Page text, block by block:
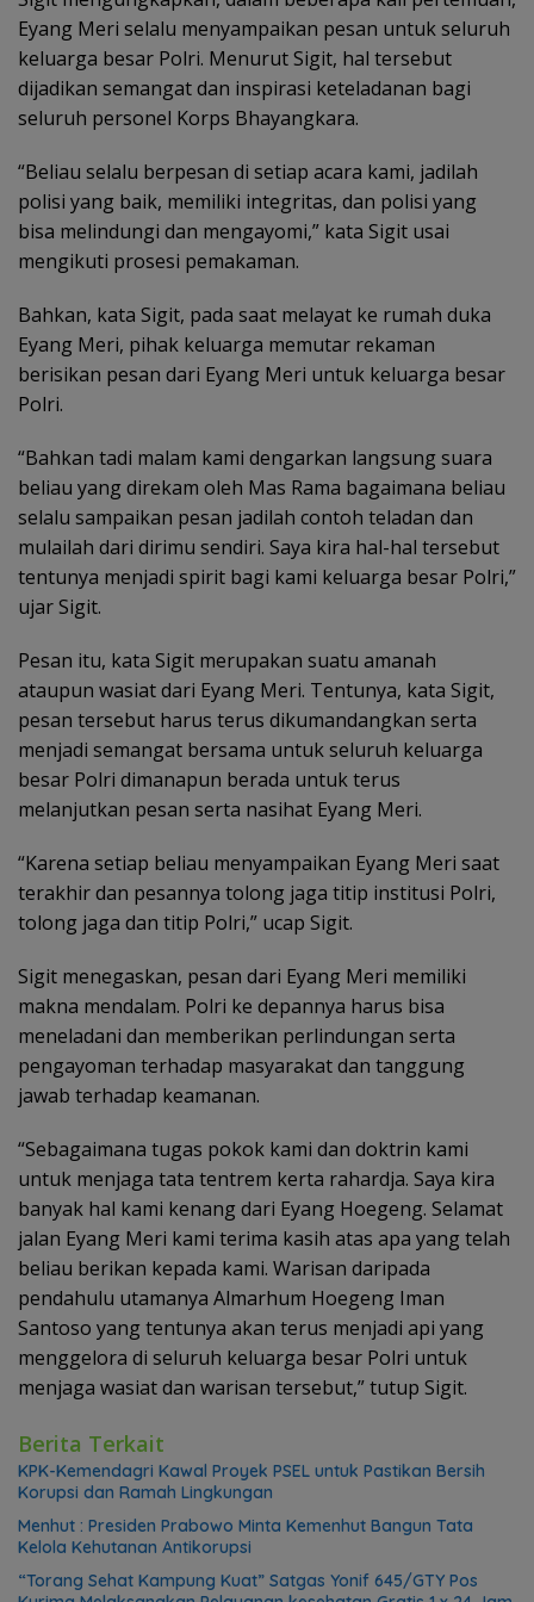
Eyang Meri selalu menyampaikan pesan untuk seluruh
keluarga besar Polri. Menurut Sigit, hal tersebut
dijadikan semangat dan inspirasi keteladanan bagi
seluruh personel Korps Bhayangkara.
“Beliau selalu berpesan di setiap acara kami, jadilah
polisi yang baik, memiliki integritas, dan polisi yang
bisa melindungi dan mengayomi,” kata Sigit usai
mengikuti prosesi pemakaman.
Bahkan, kata Sigit, pada saat melayat ke rumah duka
Eyang Meri, pihak keluarga memutar rekaman
berisikan pesan dari Eyang Meri untuk keluarga besar
Polri.
“Bahkan tadi malam kami dengarkan langsung suara
beliau yang direkam oleh Mas Rama bagaimana beliau
selalu sampaikan pesan jadilah contoh teladan dan
mulailah dari dirimu sendiri. Saya kira hal-hal tersebut
tentunya menjadi spirit bagi kami keluarga besar Polri,”
ujar Sigit.
Pesan itu, kata Sigit merupakan suatu amanah
ataupun wasiat dari Eyang Meri. Tentunya, kata Sigit,
pesan tersebut harus terus dikumandangkan serta
menjadi semangat bersama untuk seluruh keluarga
besar Polri dimanapun berada untuk terus
melanjutkan pesan serta nasihat Eyang Meri.
“Karena setiap beliau menyampaikan Eyang Meri saat
terakhir dan pesannya tolong jaga titip institusi Polri,
tolong jaga dan titip Polri,” ucap Sigit.
Sigit menegaskan, pesan dari Eyang Meri memiliki
makna mendalam. Polri ke depannya harus bisa
meneladani dan memberikan perlindungan serta
pengayoman terhadap masyarakat dan tanggung
jawab terhadap keamanan.
“Sebagaimana tugas pokok kami dan doktrin kami
untuk menjaga tata tentrem kerta rahardja. Saya kira
banyak hal kami kenang dari Eyang Hoegeng. Selamat
jalan Eyang Meri kami terima kasih atas apa yang telah
beliau berikan kepada kami. Warisan daripada
pendahulu utamanya Almarhum Hoegeng Iman
Santoso yang tentunya akan terus menjadi api yang
menggelora di seluruh keluarga besar Polri untuk
menjaga wasiat dan warisan tersebut,” tutup Sigit.
Berita Terkait
KPK-Kemendagri Kawal Proyek PSEL untuk Pastikan Bersih
Korupsi dan Ramah Lingkungan
Menhut : Presiden Prabowo Minta Kemenhut Bangun Tata
Kelola Kehutanan Antikorupsi
“Torang Sehat Kampung Kuat” Satgas Yonif 645/GTY Pos